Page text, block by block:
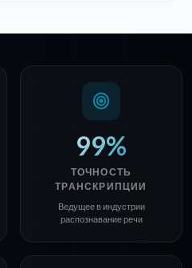
99%
ТОЧНОСТЬ
ТРАНСКРИПЦИИ
Ведущее в индустрии
распознавание речи